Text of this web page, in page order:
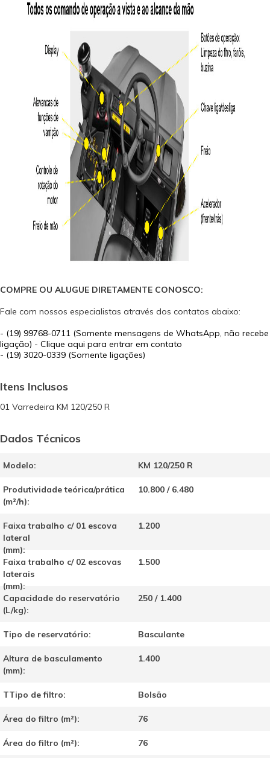
COMPRE OU ALUGUE DIRETAMENTE CONOSCO:
Fale com nossos especialistas através dos contatos abaixo:
- (19) 99768-0711 (Somente mensagens de WhatsApp, não recebe
ligação) - Clique aqui para entrar em contato
- (19) 3020-0339 (Somente ligações)
Itens Inclusos
01 Varredeira KM 120/250 R
Dados Técnicos
Modelo: KM 120/250 R
Produtividade teórica/prática
(m²/h):
10.800 / 6.480
Faixa trabalho c/ 01 escova
lateral
(mm):
1.200
Faixa trabalho c/ 02 escovas
laterais
(mm):
1.500
Capacidade do reservatório
(L/kg):
250 / 1.400
Tipo de reservatório: Basculante
Altura de basculamento
(mm):
1.400
TTipo de filtro: Bolsão
Área do filtro (m²): 76
Área do filtro (m²): 76